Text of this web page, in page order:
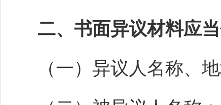
二、书面异议材料应
（一）异议人名称、